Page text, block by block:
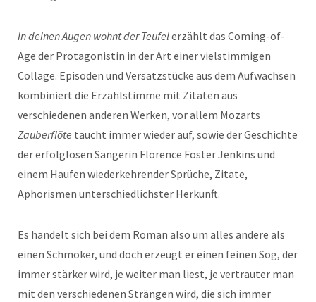
In deinen Augen wohnt der Teufelerzählt das Coming-of-
Age der Protagonistin in der Art einer vielstimmigen
Collage. Episoden und Versatzstücke aus dem Aufwachsen
kombiniert die Erzählstimme mit Zitaten aus
verschiedenen anderen Werken, vor allem Mozarts
Zauberflöte taucht immer wieder auf, sowie der Geschichte
der erfolglosen Sängerin Florence Foster Jenkins und
einem Haufen wiederkehrender Sprüche, Zitate,
Aphorismen unterschiedlichster Herkunft.
Es handelt sich bei dem Roman also um alles andere als
einen Schmöker, und doch erzeugt er einen feinen Sog, der
immer stärker wird, je weiter man liest, je vertrauter man
mit den verschiedenen Strängen wird, die sich immer